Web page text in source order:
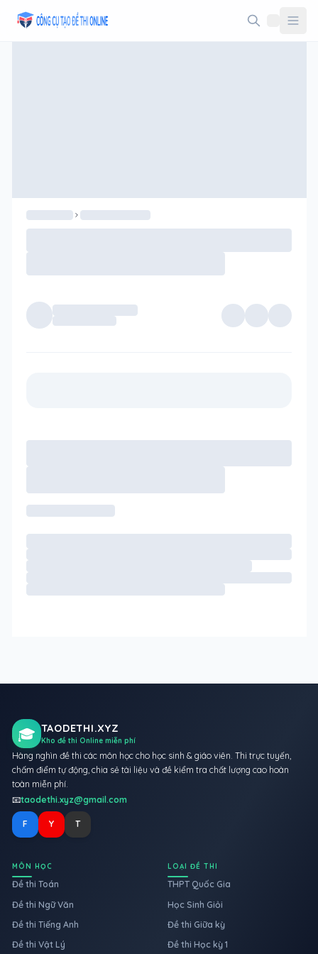
🎓 TAODETHI.XYZ
Kho đề thi Online miễn phí
Hàng nghìn đề thi các môn học cho học sinh & giáo viên. Thi trực tuyến,
chấm điểm tự động, chia sẻ tài liệu và đề kiểm tra chất lượng cao hoàn
toàn miễn phí.
📧taodethi.xyz@gmail.com
F Y T
MÔN HỌC
Đề thi Toán
Đề thi Ngữ Văn
Đề thi Tiếng Anh
Đề thi Vật Lý
LOẠI ĐỀ THI
THPT Quốc Gia
Học Sinh Giỏi
Đề thi Giữa kỳ
Đề thi Học kỳ 1